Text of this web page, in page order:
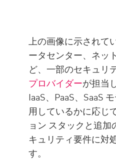
上の画像に示されて
ータセンター、ネッ
ど、一部のセキュリ
プロバイダーが担当
IaaS、PaaS、SaaS
用しているかに応じ
ョン スタックと追
キュリティ要件に対
す。